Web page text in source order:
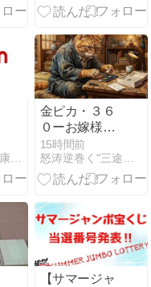
教への配慮で
金ピカ・３６
０ーお嫁様の
携帯が 壊れた
～ Ⅲ
15時間前
【サマージャ